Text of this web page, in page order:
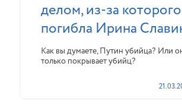
делом, из-за которого
погибла Ирина
Как вы думаете, Путин убийца? Или
только покрывает убийц?